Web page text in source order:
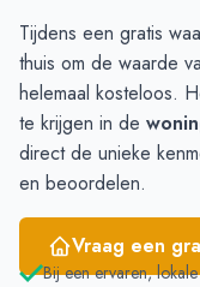
Tijdens een gratis
thuis om de waarde
helemaal kosteloos.
te krijgen in de
direct de unieke
en beoordelen.
Vraag een
Bij een ervaren,